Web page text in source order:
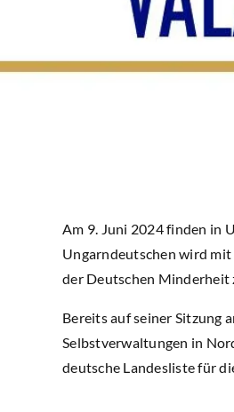
Am 9. Juni 2024 finden in
Ungarndeutschen wird mit
der Deutschen Minderheit
Bereits auf seiner Sitzung
Selbstverwaltungen in
deutsche Landesliste für